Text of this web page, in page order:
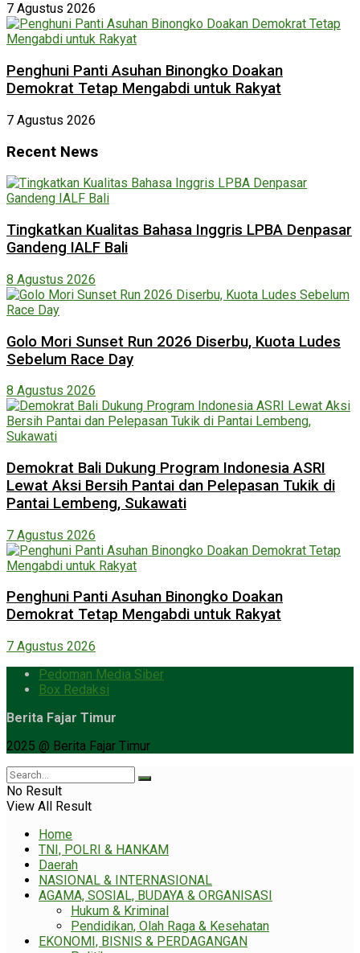
7 Agustus 2026
Penghuni Panti Asuhan Binongko Doakan
Demokrat Tetap Mengabdi untuk Rakyat
7 Agustus 2026
Recent News
Tingkatkan Kualitas Bahasa Inggris LPBA Denpasar
Gandeng IALF Bali
8 Agustus 2026
Golo Mori Sunset Run 2026 Diserbu, Kuota Ludes
Sebelum Race Day
8 Agustus 2026
Demokrat Bali Dukung Program Indonesia ASRI
Lewat Aksi Bersih Pantai dan Pelepasan Tukik di
Pantai Lembeng, Sukawati
7 Agustus 2026
Penghuni Panti Asuhan Binongko Doakan
Demokrat Tetap Mengabdi untuk Rakyat
7 Agustus 2026
Pedoman Media Siber
Box Redaksi
Berita Fajar Timur
2025 @ Berita Fajar Timur
No Result
View All Result
Home
TNI, POLRI & HANKAM
Daerah
NASIONAL & INTERNASIONAL
AGAMA, SOSIAL, BUDAYA & ORGANISASI
Hukum & Kriminal
Pendidikan, Olah Raga & Kesehatan
EKONOMI, BISNIS & PERDAGANGAN